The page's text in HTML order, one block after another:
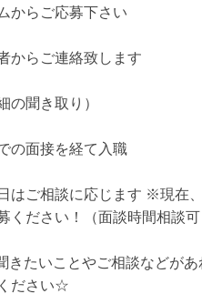
からご応募下さい
からご連絡致します
の聞き取り）
の面接を経て入職
はご相談に応じます ※現在
ください！（面談時間相談
きたいことやご相談などがあ
ださい☆